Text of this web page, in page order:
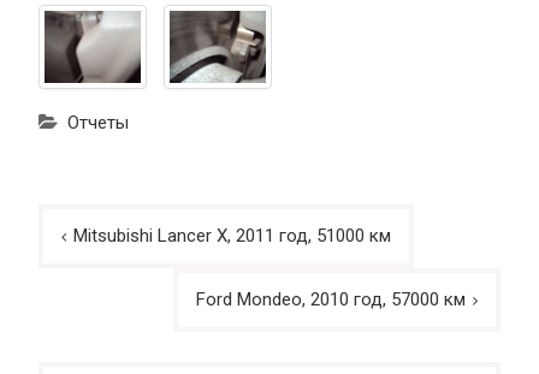
Отчеты
Навигация
Mitsubishi Lancer X, 2011 год, 51000 км
Ford Mondeo, 2010 год, 57000 км